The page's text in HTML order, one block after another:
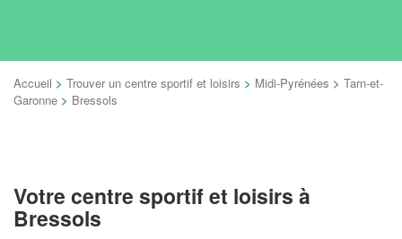
Accueil > Trouver un centre sportif et loisirs > Midi-Pyrénées > Tarn-et-
Garonne > Bressols
Votre centre sportif et loisirs à
Bressols